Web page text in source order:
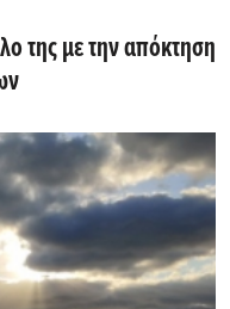
της με την απόκτηση